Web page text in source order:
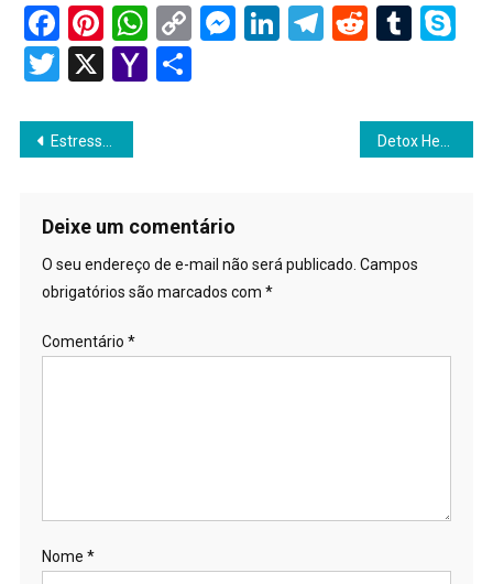
Facebook
Pinterest
WhatsApp
Copy
Link
Messenger
LinkedIn
Telegram
Reddit
Twitter
X YahooShare
Navegação
Post
Estresse Oxidativo
Deixe um comentário
O seu endereço de e-mail não será publicado. Campos
obrigatórios são marcados com *
Comentário *
Nome *